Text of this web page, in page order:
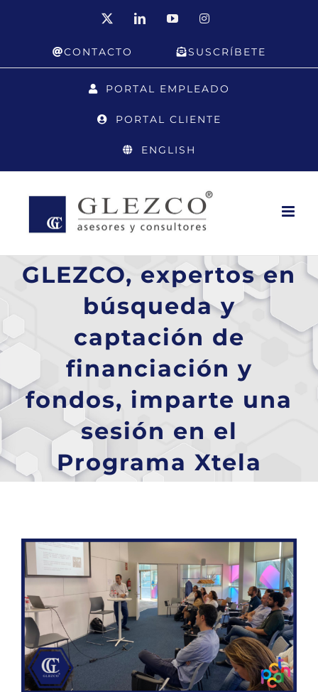
LinkedInYouTubeInstagram
CONTACTO SUSCRÍBETE
PORTAL EMPLEADO
PORTAL CLIENTE
ENGLISH
GLEZCO, expertos en
búsqueda y
captación de
financiación y
fondos, imparte una
sesión en el
Programa Xtela
Ver
imagen
más
grande